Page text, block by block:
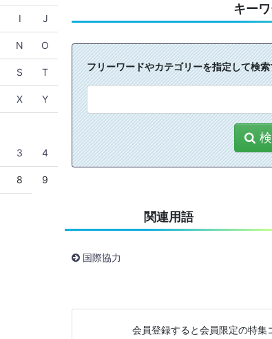
I J
N O
S T
X Y
3 4
8 9
キー
フリーワードやカテゴリーを指定して検
関連用語
国際協力
会員登録すると会員限定の特集